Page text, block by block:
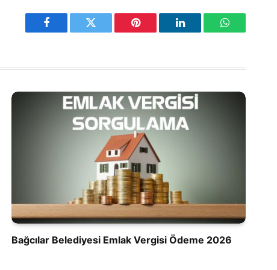
Facebook Twitter Pinterest LinkedIn WhatsApp
Bağcılar Belediyesi Emlak Vergisi Ödeme 2026